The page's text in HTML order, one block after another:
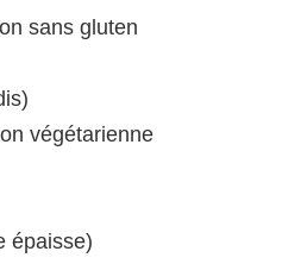
sans gluten
végétarienne
épaisse)